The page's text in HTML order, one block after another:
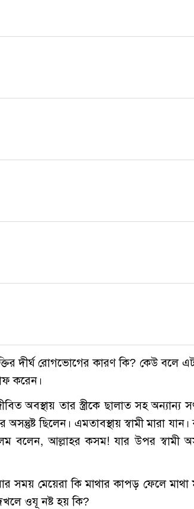
দীর্ঘ রোগভোগের কারণ কি? কেউ বলে
করেন।
অবস্থায় তার স্ত্রীকে ছালাত সহ অন্যান্য
ছিলেন। এমতাবস্থায় স্বামী মারা
আল্লাহর কসম! যার উপর স্বামী
সময় মেয়েরা কি মাথার কাপড় ফেলে
ওযূ নষ্ট হয় কি?